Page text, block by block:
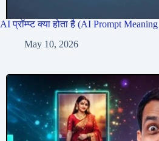
AI प्रॉम्प्ट क्या होता है (AI Prompt
May 10, 2026